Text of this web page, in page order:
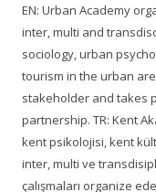
EN: Urban Academy
inter, multi and
sociology, urban
tourism in the urban
stakeholder and takes
partnership. TR: Kent
kent psikolojisi, kent
inter, multi ve
çalışmaları organize